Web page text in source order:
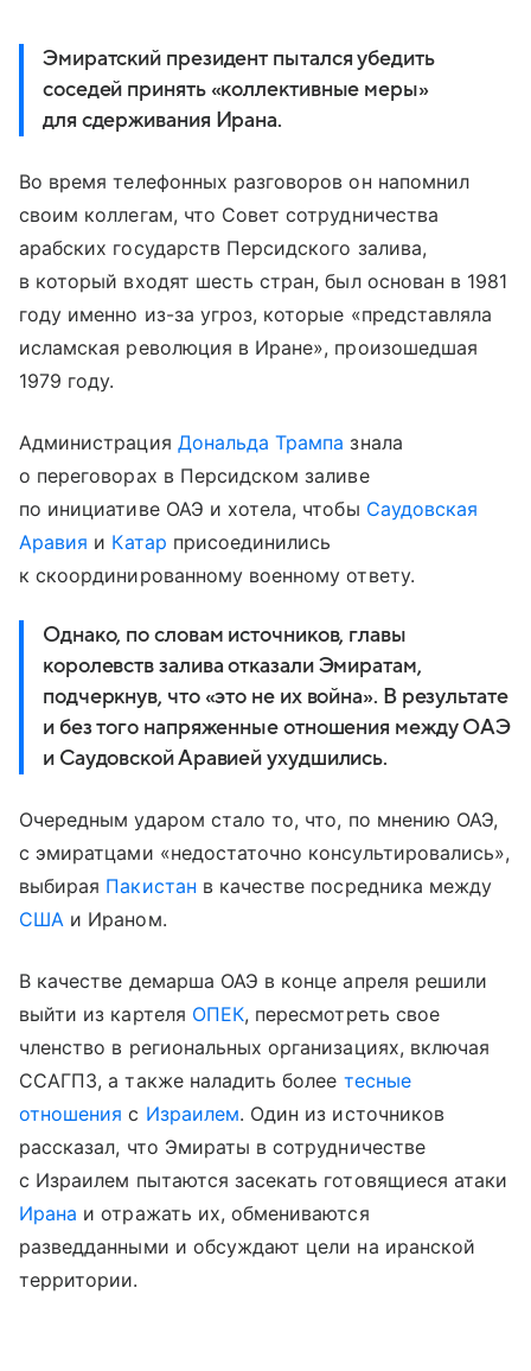
Эмиратский президент пытался убедить
соседей принять «коллективные меры»
для сдерживания Ирана.
Во время телефонных разговоров он напомнил
своим коллегам, что Совет сотрудничества
арабских государств Персидского залива,
в который входят шесть стран, был основан в 1981
году именно из-за угроз, которые «представляла
исламская революция в Иране», произошедшая
1979 году.
Администрация Дональда Трампа знала
о переговорах в Персидском заливе
по инициативе ОАЭ и хотела, чтобы Саудовская
Аравия и Катар присоединились
к скоординированному военному ответу.
Однако, по словам источников, главы
королевств залива отказали Эмиратам,
подчеркнув, что «это не их война». В результате
и без того напряженные отношения между ОАЭ
и Саудовской Аравией ухудшились.
Очередным ударом стало то, что, по мнению ОАЭ,
с эмиратцами «недостаточно консультировались»,
выбирая Пакистан в качестве посредника между
США и Ираном.
В качестве демарша ОАЭ в конце апреля решили
выйти из картеля ОПЕК, пересмотреть свое
членство в региональных организациях, включая
ССАГПЗ, а также наладить более тесные
отношения с Израилем. Один из источников
рассказал, что Эмираты в сотрудничестве
с Израилем пытаются засекать готовящиеся атаки
Ирана и отражать их, обмениваются
разведданными и обсуждают цели на иранской
территории.